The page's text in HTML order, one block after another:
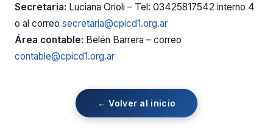
Secretaria: Luciana Orioli – Tel: 03425817542 interno 4
o al correo secretaria@cpicd1.org.ar
Área contable: Belén Barrera – correo
contable@cpicd1.org.ar
← Volver al inicio